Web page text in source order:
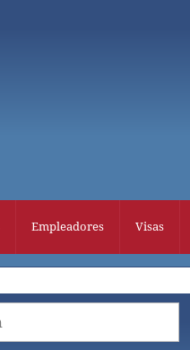
Empleadores Visas